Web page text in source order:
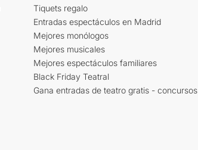
Tiquets regalo
Entradas espectáculos en Madrid
Mejores monólogos
Mejores musicales
Mejores espectáculos familiares
Black Friday Teatral
Gana entradas de teatro gratis - concursos